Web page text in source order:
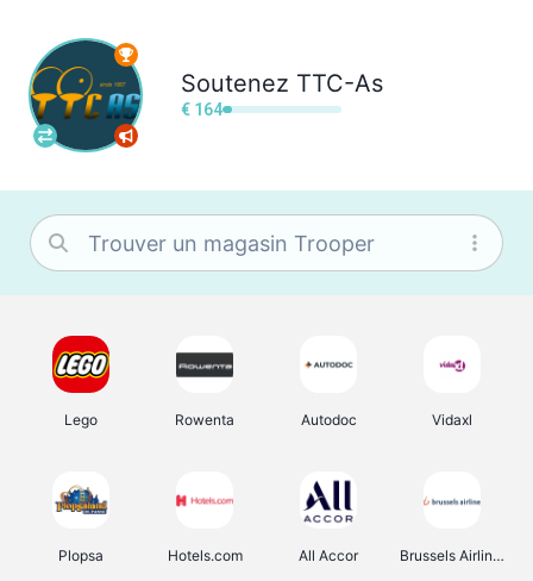
Soutenez TTC-As
€ 164
Lego Rowenta Autodoc Vidaxl
Plopsa Hotels.com All Accor Brussels Airlines